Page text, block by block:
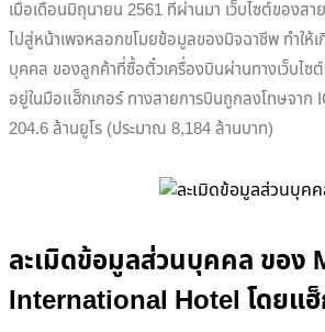
เมื่อเดือนมิถุนายน 2561 ที่ผ่านมา เว็บไซต์ของส
ไปสู่หน้าเพจหลอกขโมยข้อมูลของมิจฉาชีพ ทำให้
บุคคล ของลูกค้าที่ซื้อตั๋วเครื่องบินผ่านทางเว็บไซ
อยู่ในมือแฮ็กเกอร์ ทางสายการบินถูกลงโทษจาก
204.6 ล้านยูโร (ประมาณ 8,184 ล้านบาท)
ละเมิดข้อมูลส่วนบุคคล ของ
International Hotel โดยแฮ็